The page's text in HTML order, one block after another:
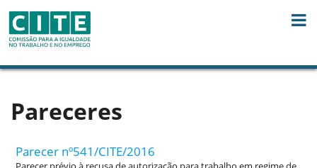
Pareceres
Parecer nº541/CITE/2016